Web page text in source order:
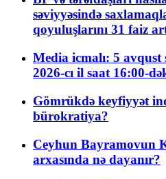
səviyyəsində
qoyuluşlarını 31 faiz
Media icmalı: 5
2026-cı il saat 16:00-
Gömrükdə keyfiyyət
bürokratiya?
Ceyhun Bayramovun
arxasında nə dayanır?